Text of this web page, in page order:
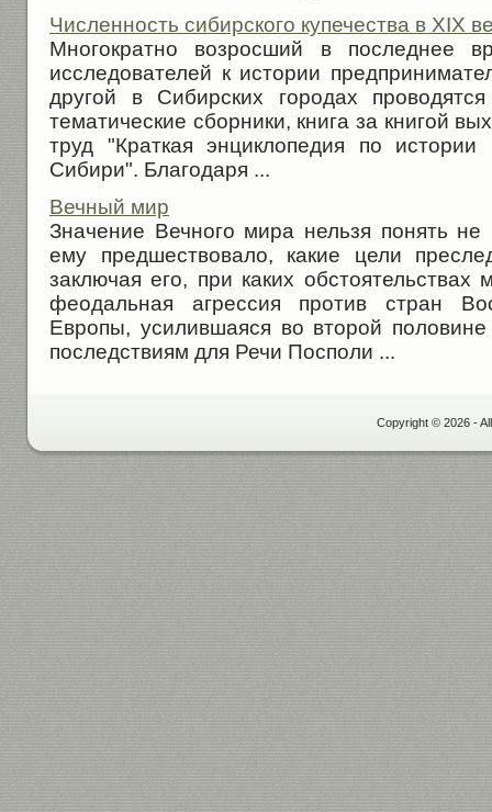
Численность сибирского купечества в XIX
Многократно возросший в последнее
исследователей к истории
другой в Сибирских городах
тематические сборники, книга за книгой
труд "Краткая энциклопедия по истории
Сибири". Благодаря ...
Вечный мир
Значение Вечного мира нельзя понять
ему предшествовало, какие цели
заключая его, при каких обстоятельствах
феодальная агрессия против стран
Европы, усилившаяся во второй
последствиям для Речи Посполи ...
Copyright © 2026 -